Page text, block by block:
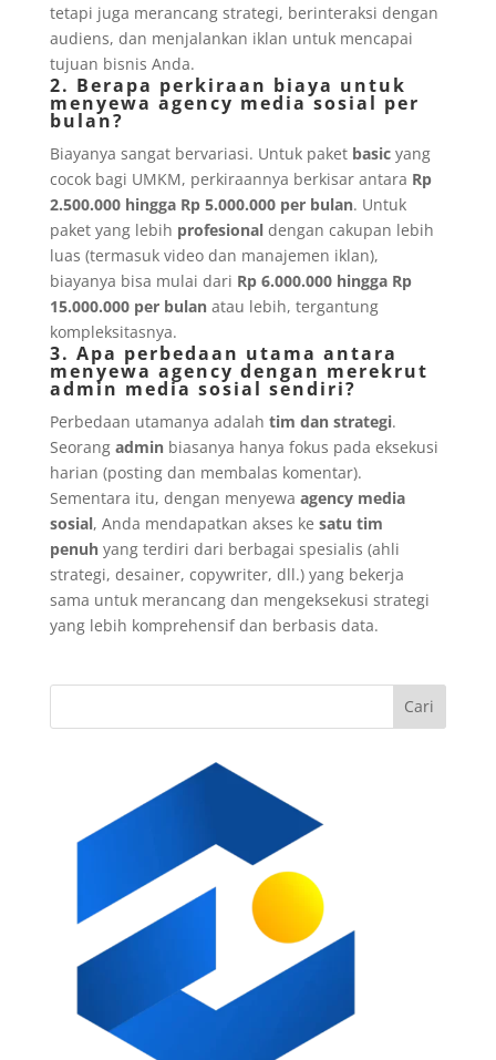
tetapi juga merancang strategi, berinteraksi dengan
audiens, dan menjalankan iklan untuk mencapai
tujuan bisnis Anda.
2. Berapa perkiraan biaya untuk
menyewa agency media sosial per
bulan?
Biayanya sangat bervariasi. Untuk paket basicyang
cocok bagi UMKM, perkiraannya berkisar antara Rp
2.500.000 hingga Rp 5.000.000 per bulan. Untuk
paket yang lebih profesionaldengan cakupan lebih
luas (termasuk video dan manajemen iklan),
biayanya bisa mulai dari Rp 6.000.000 hingga Rp
15.000.000 per bulanatau lebih, tergantung
kompleksitasnya.
3. Apa perbedaan utama antara
menyewa agency dengan merekrut
admin media sosial sendiri?
Perbedaan utamanya adalah tim dan strategi.
Seorang adminbiasanya hanya fokus pada eksekusi
harian (posting dan membalas komentar).
Sementara itu, dengan menyewa agency media
sosial, Anda mendapatkan akses ke satu tim
penuhyang terdiri dari berbagai spesialis (ahli
strategi, desainer, copywriter, dll.) yang bekerja
sama untuk merancang dan mengeksekusi strategi
yang lebih komprehensif dan berbasis data.
Cari